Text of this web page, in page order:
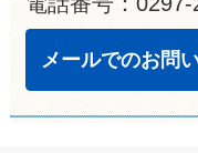
メールでのお問